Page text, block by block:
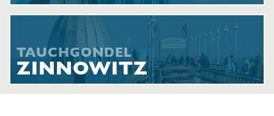
TAUCHGONDEL
ZINNOWITZ